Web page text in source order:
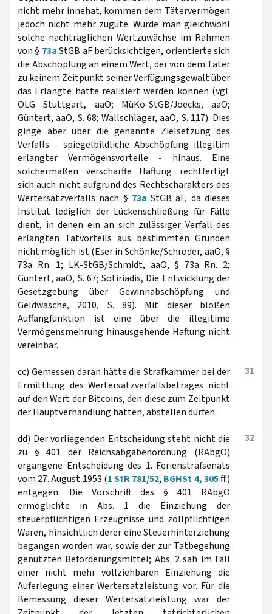
nicht mehr innehat, kommen dem Tätervermögen
jedoch nicht mehr zugute. Würde man gleichwohl
solche nachträglichen Wertzuwächse im Rahmen
von § 73aStGB aF berücksichtigen, orientierte sich
die Abschöpfung an einem Wert, der von dem Täter
zu keinem Zeitpunkt seiner Verfügungsgewalt über
das Erlangte hätte realisiert werden können (vgl.
OLG Stuttgart, aaO; MüKo-StGB/Joecks, aaO;
Güntert, aaO, S. 68; Wallschläger, aaO, S. 117). Dies
ginge aber über die genannte Zielsetzung des
Verfalls - spiegelbildliche Abschöpfung illegitim
erlangter Vermögensvorteile - hinaus. Eine
solchermaßen verschärfte Haftung rechtfertigt
sich auch nicht aufgrund des Rechtscharakters des
Wertersatzverfalls nach § 73a StGB aF, da dieses
Institut lediglich der Lückenschließung für Fälle
dient, in denen ein an sich zulässiger Verfall des
erlangten Tatvorteils aus bestimmten Gründen
nicht möglich ist (Eser in Schönke/Schröder, aaO, §
73a Rn. 1; LK-StGB/Schmidt, aaO, § 73a Rn. 2;
Güntert, aaO, S. 67; Sotiriadis, Die Entwicklung der
Gesetzgebung über Gewinnabschöpfung und
Geldwäsche, 2010, S. 89). Mit dieser bloßen
Auffangfunktion ist eine über die illegitime
Vermögensmehrung hinausgehende Haftung nicht
vereinbar.
31
cc) Gemessen daran hätte die Strafkammer bei der
Ermittlung des Wertersatzverfallsbetrages nicht
auf den Wert der Bitcoins, den diese zum Zeitpunkt
der Hauptverhandlung hatten, abstellen dürfen.
32
dd) Der vorliegenden Entscheidung steht nicht die
zu § 401 der Reichsabgabenordnung (RAbgO)
ergangene Entscheidung des 1. Ferienstrafsenats
vom 27. August 1953 (1 StR 781/52, BGHSt 4, 305ff.)
entgegen. Die Vorschrift des § 401 RAbgO
ermöglichte in Abs. 1 die Einziehung der
steuerpflichtigen Erzeugnisse und zollpflichtigen
Waren, hinsichtlich derer eine Steuerhinterziehung
begangen worden war, sowie der zur Tatbegehung
genutzten Beförderungsmittel; Abs. 2 sah im Fall
einer nicht mehr vollziehbaren Einziehung die
Auferlegung einer Wertersatzleistung vor. Für die
Bemessung dieser Wertersatzleistung war der